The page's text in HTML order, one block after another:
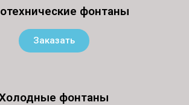
фонтаны
Заказать
фонтаны